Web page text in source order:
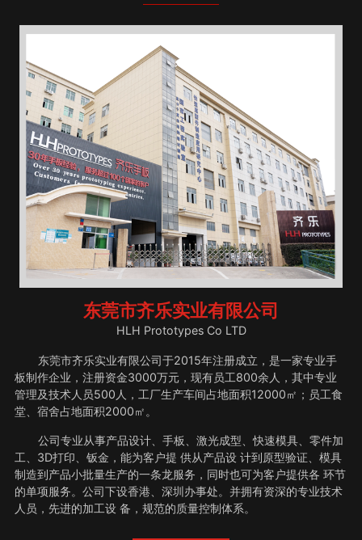
东莞市齐乐实业有限公司
HLH Prototypes Co LTD
东莞市齐乐实业有限公司于2015年注册成立，是一家专业手
板制作企业，注册资金3000万元，现有员工800余人，其中专业
管理及技术人员500人，工厂生产车间占地面积12000㎡；员工食
堂、宿舍占地面积2000㎡。
公司专业从事产品设计、手板、激光成型、快速模具、零件加
工、3D打印、钣金，能为客户提 供从产品设 计到原型验证、模具
制造到产品小批量生产的一条龙服务，同时也可为客户提供各 环节
的单项服务。公司下设香港、深圳办事处。并拥有资深的专业技术
人员，先进的加工设 备，规范的质量控制体系。